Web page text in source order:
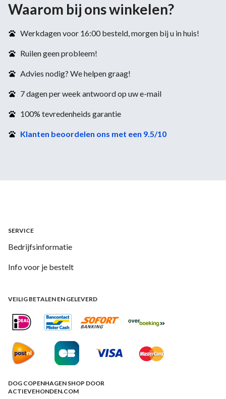
Waarom bij ons winkelen?
Werkdagen voor 16:00 besteld, morgen bij u in huis!
Ruilen geen probleem!
Advies nodig? We helpen graag!
7 dagen per week antwoord op uw e-mail
100% tevredenheids garantie
Klanten beoordelen ons met een 9.5/10
SERVICE
Bedrijfsinformatie
Info voor je bestelt
VEILIG BETALEN EN GELEVERD
DOG COPENHAGEN SHOP DOOR
ACTIEVEHONDEN.COM